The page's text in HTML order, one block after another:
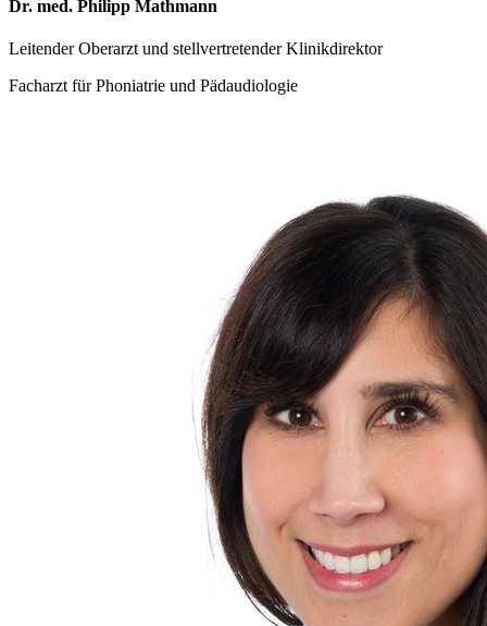
Dr. med. Philipp Mathmann
Leitender Oberarzt und stellvertretender Klinikdirektor
Facharzt für Phoniatrie und Pädaudiologie